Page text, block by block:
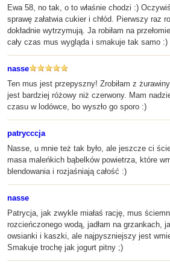
Ewa 58, no tak, o to właśnie chodzi :)
sprawę załatwia cukier i chłód. Pierwszy raz
dokładnie wytrzymują. Ja robiłam na
cały czas mus wygląda i smakuje tak samo :)
nasse
Ten mus jest przepyszny! Zrobiłam z
jest bardziej różowy niż czerwony. Mam
czasu w lodówce, bo wyszło go sporo :)
patrycccja
Nasse, u mnie też tak było, ale jeszcze ci
masa maleńkich bąbelków powietrza, które
blendowania i rozjaśniają całość :)
nasse
Patrycja, jak zwykle miałaś rację, mus
rozcieńczonego wodą, jadłam na grzankach,
owsianki i kaszki, ale najpyszniejszy jest
Smakuje trochę jak jogurt pitny ;)